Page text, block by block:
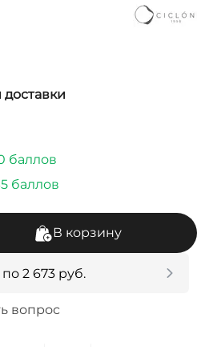
баллов
баллов
В корзину
по 2 673 руб.
вопрос